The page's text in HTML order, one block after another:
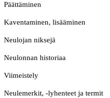
Päättäminen
Kaventaminen, lisääminen
Neulojan niksejä
Neulonnan historiaa
Viimeistely
Neulemerkit, -lyhenteet ja termit